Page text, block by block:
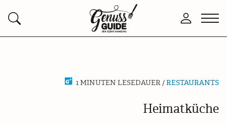
Suchen
Zurück
zur
Anmelden
1 MINUTEN LESEDAUER /RESTAURANTS
Heimatküche